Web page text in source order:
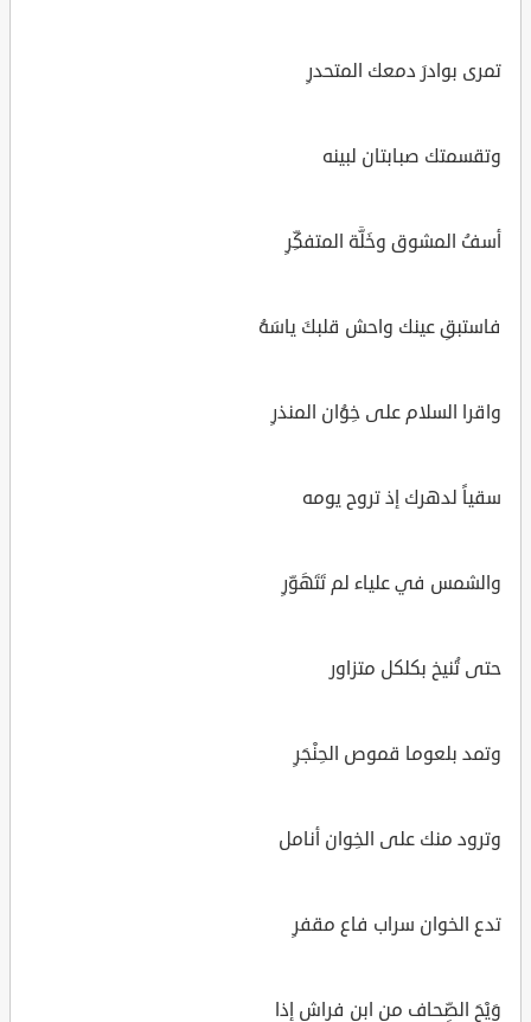
تمرى بوادرَ دمعك المتحدرِ
وتقسمتك صبابتان لبينه
أسفُ المشوق وخَلَّة المتفكِّرِ
فاستبقِ عينك واحش قلبكَ ياسَهُ
واقرا السلام على خِوُان المنذرِ
سقياً لدهرك إذ تروح يومه
والشمس في علياء لم تَتَهَوّرِ
حتى تُنيخ بكلكل متزاور
وتمد بلعوما قموص الحِنْجَرِ
وترود منك على الخِوان أنامل
تدع الخوان سراب فاع مقفرِ
وَيْحَ الصِّحاف من ابن فراش إذا